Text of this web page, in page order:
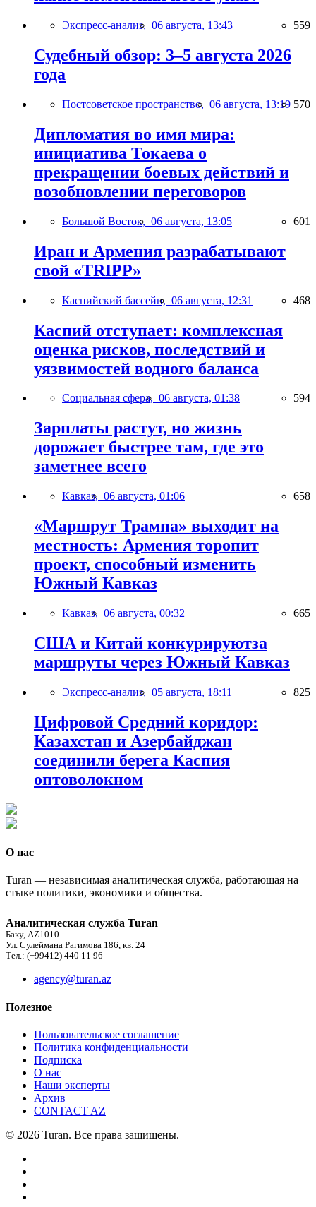
Экспресс-анализ, 06 августа, 13:43 559
Судебный обзор: 3–5 августа 2026
года
Постсоветское пространство, 06 августа, 13:19 570
Дипломатия во имя мира:
инициатива Токаева о
прекращении боевых действий и
возобновлении переговоров
Большой Восток, 06 августа, 13:05 601
Иран и Армения разрабатывают
свой «TRIPP»
Каспийский бассейн, 06 августа, 12:31 468
Каспий отступает: комплексная
оценка рисков, последствий и
уязвимостей водного баланса
Социальная сфера, 06 августа, 01:38 594
Зарплаты растут, но жизнь
дорожает быстрее там, где это
заметнее всего
Кавказ, 06 августа, 01:06 658
«Маршрут Трампа» выходит на
местность: Армения торопит
проект, способный изменить
Южный Кавказ
Кавказ, 06 августа, 00:32 665
США и Китай конкурируютза
маршруты через Южный Кавказ
Экспресс-анализ, 05 августа, 18:11 825
Цифровой Средний коридор:
Казахстан и Азербайджан
соединили берега Каспия
оптоволокном
О нас
Turan — независимая аналитическая служба, работающая на
стыке политики, экономики и общества.
Аналитическая служба Turan
Баку, AZ1010
Ул. Сулеймана Рагимова 186, кв. 24
Тел.: (+99412) 440 11 96
agency@turan.az
Полезное
Пользовательское соглашение
Политика конфиденциальности
Подписка
О нас
Наши эксперты
Архив
CONTACT AZ
© 2026 Turan. Все права защищены.